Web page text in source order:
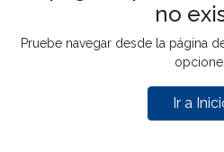
no
Pruebe navegar desde la página
Ir a